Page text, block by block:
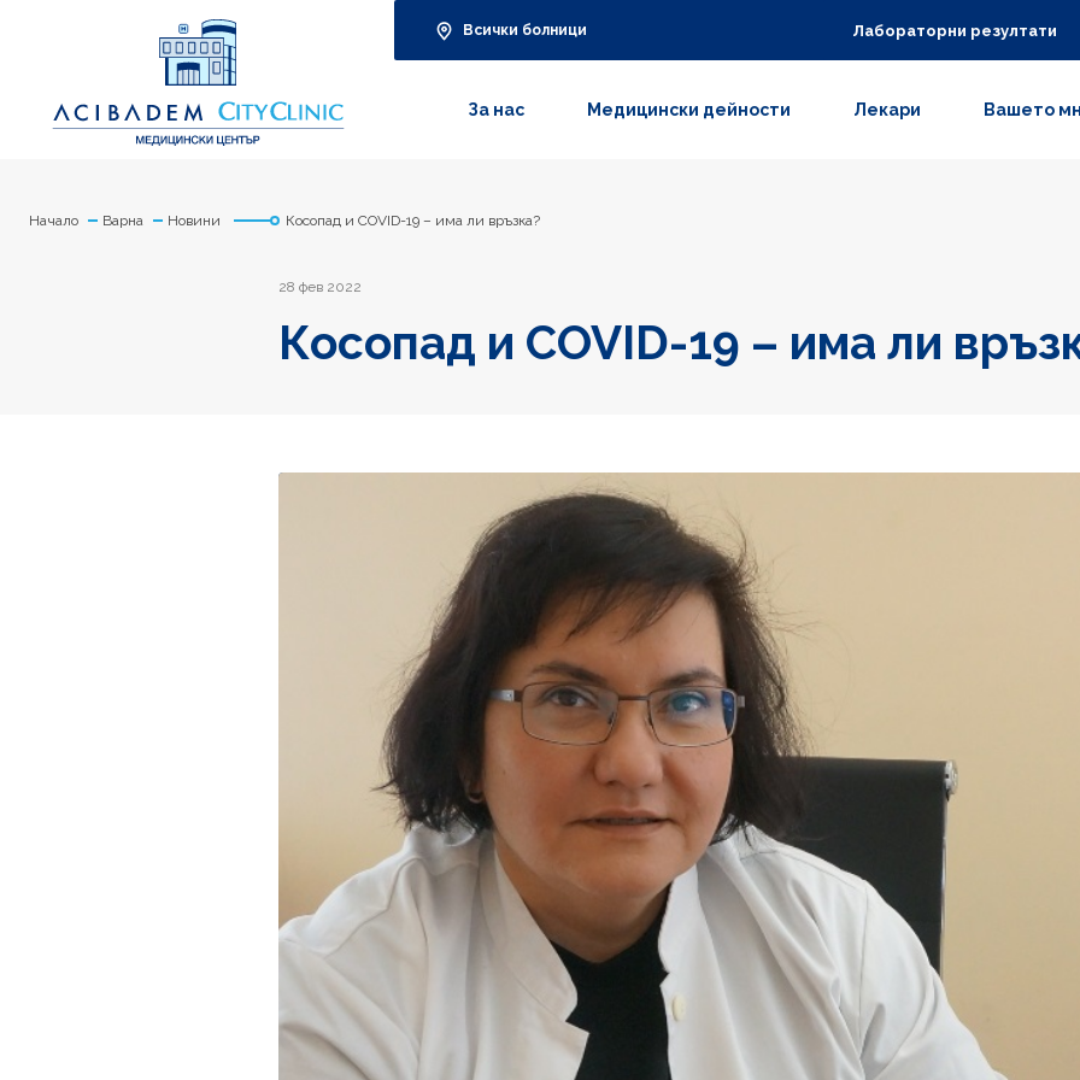
Всички болници Лабораторни резултати
За нас Медицински дейности Лекари Вашето
Начало Варна Новини Косопад и COVID-19 – има ли връзка?
28 фев 2022
Косопад и COVID-19 – има ли